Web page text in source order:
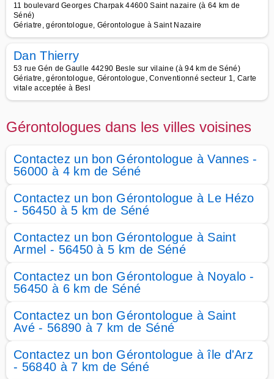
11 boulevard Georges Charpak 44600 Saint nazaire (à 64 km de
Séné)
Gériatre, gérontologue, Gérontologue à Saint Nazaire
Dan Thierry
53 rue Gén de Gaulle 44290 Besle sur vilaine (à 94 km de Séné)
Gériatre, gérontologue, Gérontologue, Conventionné secteur 1, Carte
vitale acceptée à Besl
Gérontologues dans les villes voisines
Contactez un bon Gérontologue à Vannes -
56000 à 4 km de Séné
Contactez un bon Gérontologue à Le Hézo
- 56450 à 5 km de Séné
Contactez un bon Gérontologue à Saint
Armel - 56450 à 5 km de Séné
Contactez un bon Gérontologue à Noyalo -
56450 à 6 km de Séné
Contactez un bon Gérontologue à Saint
Avé - 56890 à 7 km de Séné
Contactez un bon Gérontologue à île d'Arz
- 56840 à 7 km de Séné